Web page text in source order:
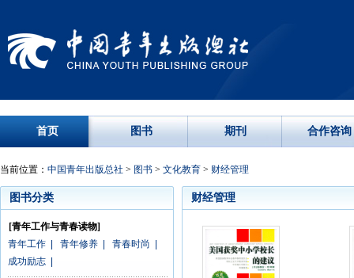
首页 图书 期刊 合作咨询
当前位置： 中国青年出版总社 > 图书 > 文化教育 > 财经管理
图书分类
[青年工作与青春读物]
青年工作
青年修养 青春时尚
成功励志
财经管理